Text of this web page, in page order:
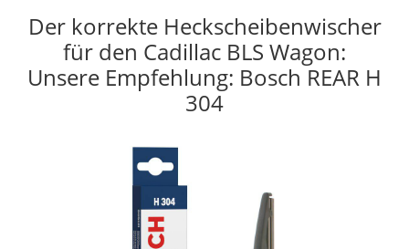
Der korrekte Heckscheibenwischer
für den Cadillac BLS Wagon:
Unsere Empfehlung: Bosch REAR H
304